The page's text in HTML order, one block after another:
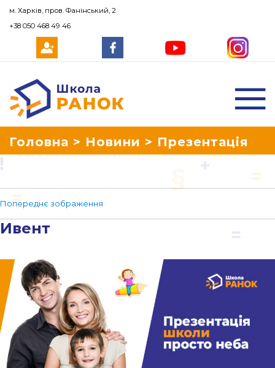
Школа Ранок
Головна > Новини > Презентація
Ивент
Попереднє зображення
Ивент
м. Харків, пров. Фанінський, 2
+38 050 468 49 46